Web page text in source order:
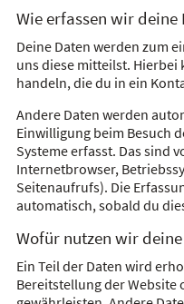
Wie erfassen wir deine
Deine Daten werden zum
uns diese mitteilst. Hierbei
handeln, die du in ein
Andere Daten werden
Einwilligung beim Besuch
Systeme erfasst. Das sind
Internetbrowser,
Seitenaufrufs). Die
automatisch, sobald du
Wofür nutzen wir deine
Ein Teil der Daten wird
Bereitstellung der Website